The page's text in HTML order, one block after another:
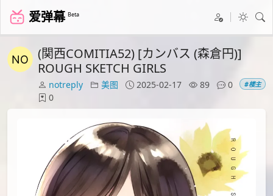
爱弹幕 Beta
(関西COMITIA52) [カンバス (森倉円)]
ROUGH SKETCH GIRLS
notreply 美图 2025-02-17 89
0
0
#楼主